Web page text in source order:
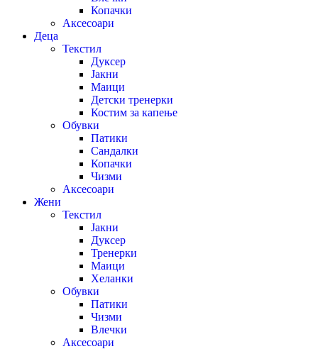
Копачки
Аксесоари
Деца
Текстил
Дуксер
Јакни
Маици
Детски тренерки
Костим за капење
Обувки
Патики
Сандалки
Копачки
Чизми
Аксесоари
Жени
Текстил
Јакни
Дуксер
Тренерки
Маици
Хеланки
Обувки
Патики
Чизми
Влечки
Аксесоари